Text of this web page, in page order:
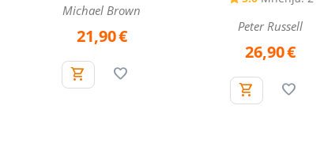
Michael Brown
21,90€ Peter Russell
26,90€